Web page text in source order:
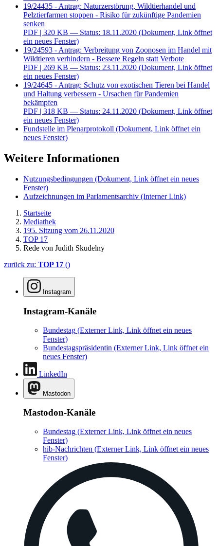
19/24435 - Antrag: Naturzerstörung, Wildtierhandel und
Pelztierfarmen stoppen - Risiko für zukünftige Pandemien
senken
PDF | 320 KB — Status: 18.11.2020 (Dokument, Link öffnet
ein neues Fenster)
19/24593 - Antrag: Verbreitung von Zoonosen im Handel mit
Wildtieren verhindern - Bessere Regeln statt Verbote
PDF | 269 KB — Status: 23.11.2020 (Dokument, Link öffnet
ein neues Fenster)
19/24645 - Antrag: Schutz von exotischen Tieren bei Handel
und Haltung verbessern - Ursachen für Pandemien
bekämpfen
PDF | 318 KB — Status: 24.11.2020 (Dokument, Link öffnet
ein neues Fenster)
Fundstelle im Plenarprotokoll (Dokument, Link öffnet ein
neues Fenster)
Weitere Informationen
Nutzungsbedingungen (Dokument, Link öffnet ein neues
Fenster)
Aufzeichnungen im Parlamentsarchiv (Interner Link)
Startseite
Mediathek
195. Sitzung vom 26.11.2020
TOP 17
Rede von Judith Skudelny
zurück zu: TOP 17 ()
Instagram
Instagram-Kanäle
Bundestag (Externer Link, Link öffnet ein neues
Fenster)
Bundestagspräsidentin (Externer Link, Link öffnet ein
neues Fenster)
LinkedIn
Mastodon
Mastodon-Kanäle
Bundestag (Externer Link, Link öffnet ein neues
Fenster)
hib-Nachrichten (Externer Link, Link öffnet ein neues
Fenster)